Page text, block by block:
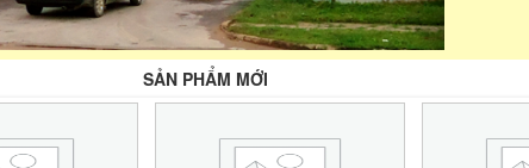
SẢN PHẨM MỚI